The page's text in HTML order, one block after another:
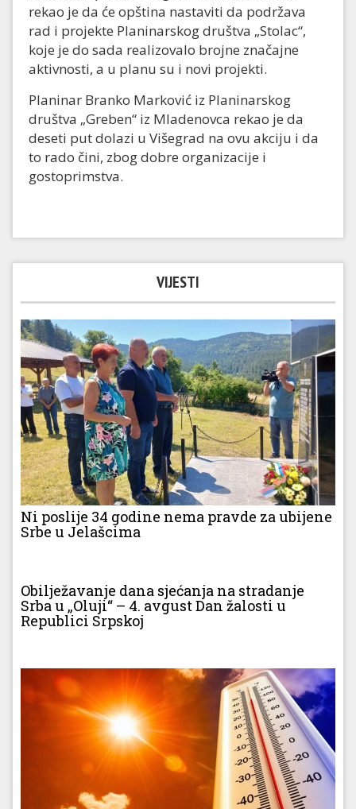
rekao je da će opština nastaviti da podržava
rad i projekte Planinarskog društva „Stolac“,
koje je do sada realizovalo brojne značajne
aktivnosti, a u planu su i novi projekti.
Planinar Branko Marković iz Planinarskog
društva „Greben“ iz Mladenovca rekao je da
deseti put dolazi u Višegrad na ovu akciju i da
to rado čini, zbog dobre organizacije i
gostoprimstva.
VIJESTI
Ni poslije 34 godine nema pravde za ubijene
Srbe u Jelašcima
Obilježavanje dana sjećanja na stradanje
Srba u „Oluji“ – 4. avgust Dan žalosti u
Republici Srpskoj